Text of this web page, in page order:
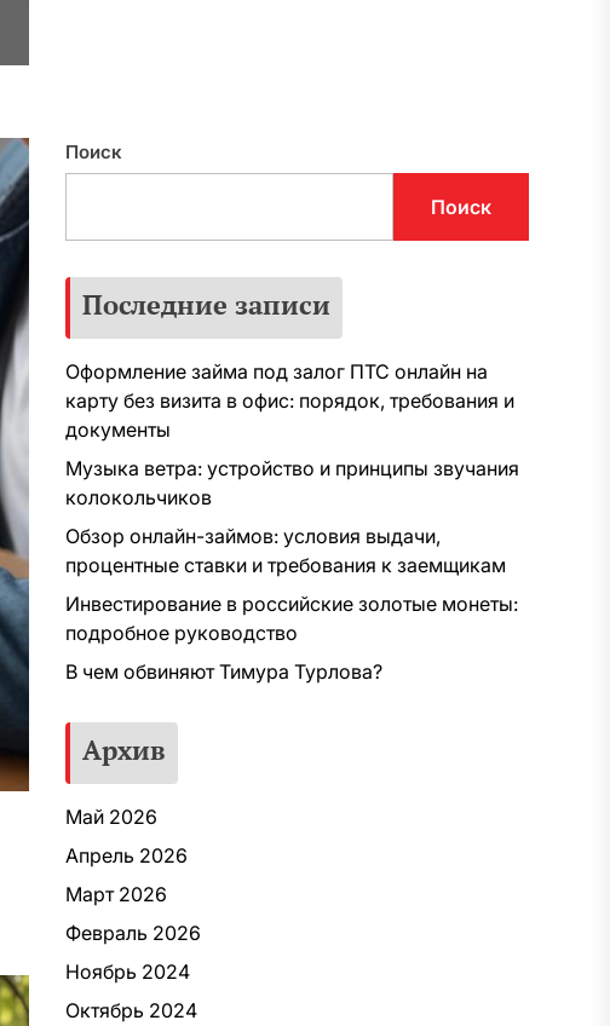
в чем обвиняют бизнесмена. Тимур Турлов
Поиск
Поиск
Последние записи
Оформление займа под залог ПТС онлайн на
карту без визита в офис: порядок, требования и
документы
Музыка ветра: устройство и принципы звучания
колокольчиков
Обзор онлайн-займов: условия выдачи,
процентные ставки и требования к заемщикам
Инвестирование в российские золотые монеты:
подробное руководство
В чем обвиняют Тимура Турлова?
Архив
Май 2026
Апрель 2026
Март 2026
Февраль 2026
Ноябрь 2024
Октябрь 2024